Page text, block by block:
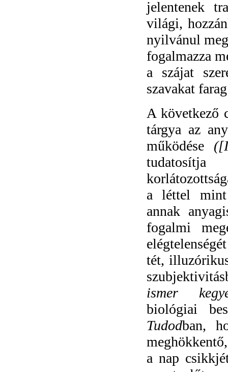
jelentenek
világi,
nyilvánul
fogalmazza
a szájat
szavakat
A következő
tárgya az
működése
tudatosítja
a léttel mint
annak
fogalmi
tét,
ismer
biológiai
Tudodban,
a nap